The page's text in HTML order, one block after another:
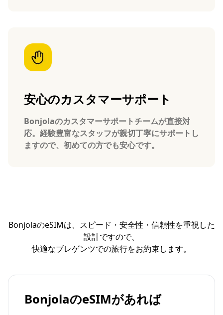
安心のカスタマーサポート
Bonjolaのカスタマーサポートチームが直接対
応。経験豊富なスタッフが親切丁寧にサポートし
ますので、初めての方でも安心です。
BonjolaのeSIMは、スピード・安全性・信頼性を重視した
設計ですので、
快適なブレゲンツでの旅行をお約束します。
BonjolaのeSIMがあれば